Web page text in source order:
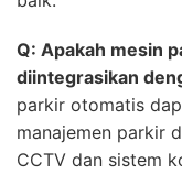
Q: Apakah mesin
diintegrasikan
parkir otomatis
manajemen parkir
CCTV dan sistem